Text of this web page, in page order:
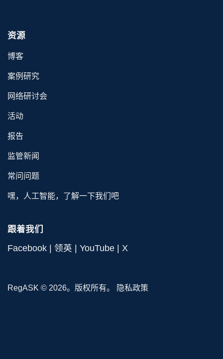
资源
博客
案例研究
网络研讨会
活动
报告
监管新闻
常问问题
嘿，人工智能，了解一下我们吧
跟着我们
Facebook
领英 YouTube X
RegASK © 2026。版权所有。 隐私政策